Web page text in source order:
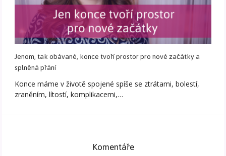
Jenom, tak obávané, konce tvoří prostor pro nové začátky a
splněná přání
Konce máme v životě spojené spíše se ztrátami, bolestí,
zraněním, lítostí, komplikacemi,…
Komentáře